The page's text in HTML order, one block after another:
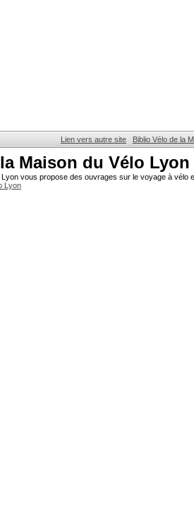
Lien vers autre site Biblio Vélo de la
Maison du Vélo Lyon
Lyon vous propose des ouvrages sur le voyage à
Lyon